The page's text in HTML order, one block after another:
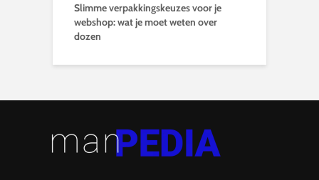
Slimme verpakkingskeuzes voor je
webshop: wat je moet weten over
dozen